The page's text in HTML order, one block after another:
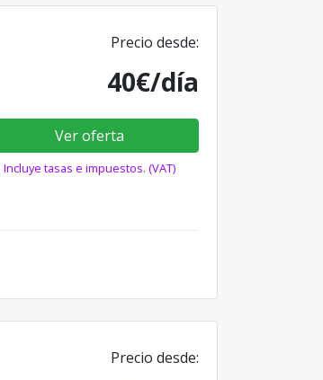
Precio desde:
40€/día
Ver oferta
Incluye tasas e impuestos. (VAT)
Precio desde: